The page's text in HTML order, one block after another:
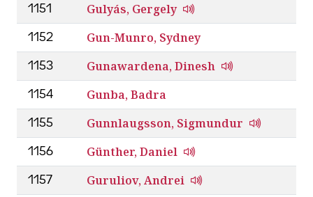
1151 Gulyás, Gergely
1152 Gun-Munro, Sydney
1153 Gunawardena, Dinesh
1154 Gunba, Badra
1155 Gunnlaugsson, Sigmundur
1156 Günther, Daniel
1157 Guruliov, Andrei